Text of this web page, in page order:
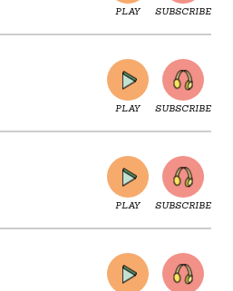
PLAY SUBSCRIBE
PLAY SUBSCRIBE
PLAY SUBSCRIBE